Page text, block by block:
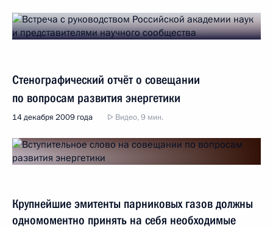
Стенографический отчёт о совещании
по вопросам развития энергетики
14 декабря 2009 года Видео, 9 мин.
Крупнейшие эмитенты парниковых газов должны
одномоментно принять на себя необходимые